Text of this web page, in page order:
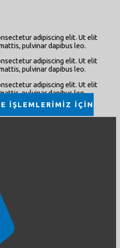
adipiscing elit. Ut elit
pulvinar dapibus leo.
adipiscing elit. Ut elit
pulvinar dapibus leo.
adipiscing elit. Ut elit
pulvinar dapibus leo.
İŞLEMLERİMİZ İÇİN